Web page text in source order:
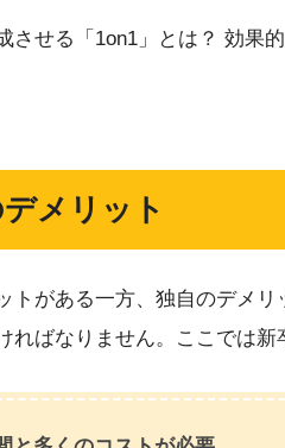
させる「1on1」とは？ 効果
メリット
トがある一方、独自のデメ
ればなりません。ここでは